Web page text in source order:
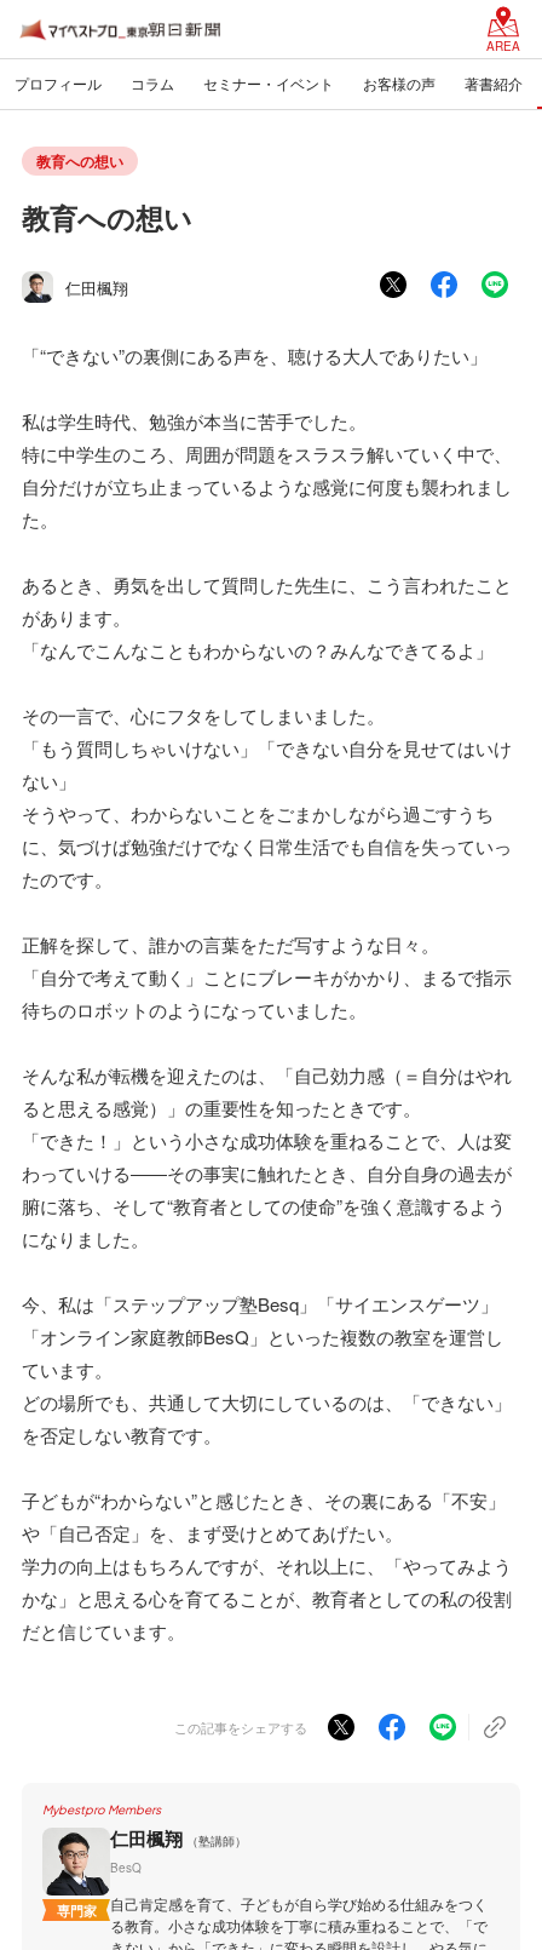
AREA
プロフィール コラム セミナー・イベント お客様の声 著書紹介
教育への想い
教育への想い
仁田楓翔
「“できない”の裏側にある声を、聴ける大人でありたい」
私は学生時代、勉強が本当に苦手でした。
特に中学生のころ、周囲が問題をスラスラ解いていく中で、
自分だけが立ち止まっているような感覚に何度も襲われまし
た。
あるとき、勇気を出して質問した先生に、こう言われたこと
があります。
「なんでこんなこともわからないの？みんなできてるよ」
その一言で、心にフタをしてしまいました。
「もう質問しちゃいけない」「できない自分を見せてはいけ
ない」
そうやって、わからないことをごまかしながら過ごすうち
に、気づけば勉強だけでなく日常生活でも自信を失っていっ
たのです。
正解を探して、誰かの言葉をただ写すような日々。
「自分で考えて動く」ことにブレーキがかかり、まるで指示
待ちのロボットのようになっていました。
そんな私が転機を迎えたのは、「自己効力感（＝自分はやれ
ると思える感覚）」の重要性を知ったときです。
「できた！」という小さな成功体験を重ねることで、人は変
わっていける――その事実に触れたとき、自分自身の過去が
腑に落ち、そして“教育者としての使命”を強く意識するよう
になりました。
今、私は「ステップアップ塾Besq」「サイエンスゲーツ」
「オンライン家庭教師BesQ」といった複数の教室を運営し
ています。
どの場所でも、共通して大切にしているのは、「できない」
を否定しない教育です。
子どもが“わからない”と感じたとき、その裏にある「不安」
や「自己否定」を、まず受けとめてあげたい。
学力の向上はもちろんですが、それ以上に、「やってみよう
かな」と思える心を育てることが、教育者としての私の役割
だと信じています。
この記事をシェアする
Mybestpro Members
専門家
仁田楓翔
（塾講師）
BesQ
自己肯定感を育て、子どもが自ら学び始める仕組みをつく
る教育。小さな成功体験を丁寧に積み重ねることで、「で